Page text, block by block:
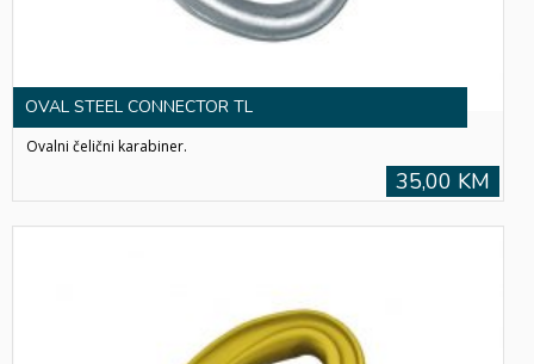
OVAL STEEL CONNECTOR TL
Ovalni čelični karabiner.
35,00 KM